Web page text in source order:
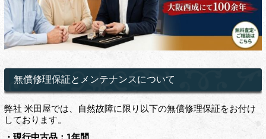
無償修理保証とメンテナンスについて
弊社 米田屋では、自然故障に限り以下の無償修理保証をお付け
しております。
・現行中古品：1年間